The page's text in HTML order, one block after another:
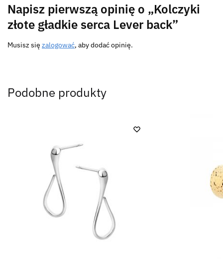
Napisz pierwszą opinię o „Kolczyki
złote gładkie serca Lever back”
Musisz się zalogować, aby dodać opinię.
Podobne produkty